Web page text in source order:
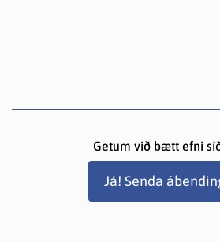
Getum við bætt efni
Já! Senda